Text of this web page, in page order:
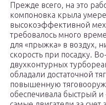
Прежде всего, на это
компоновка крыла
высокоэффективной
требовалось много
для «прыжка» в воздух,
скорость при посадку.
двухконтурных
обладали достаточной
повышенную
обеспечивала быстрый и